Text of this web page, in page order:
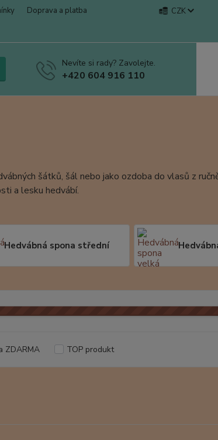
Doprava a platba
CZK
Nevíte si rady? Zavolejte.
+420 604 916 110
šátků, šál nebo jako ozdoba do vlasů z
a lesku hedvábí.
Hedvábná spona střední
ZDARMA TOP produkt